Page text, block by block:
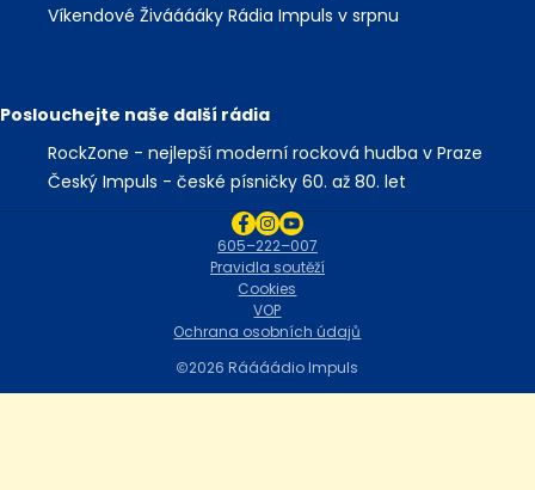
Víkendové Živááááky Rádia Impuls v srpnu
Poslouchejte naše další rádia
RockZone - nejlepší moderní rocková hudba v Praze
Český Impuls - české písničky 60. až 80. let
2026 Ráááádio Impuls
Ochrana osobních údajů
VOP
Cookies
Pravidla soutěží
605–222–007